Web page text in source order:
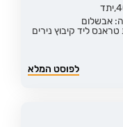
יתד
אבשלום
ליד קיבוץ נירים
לפוסט המלא